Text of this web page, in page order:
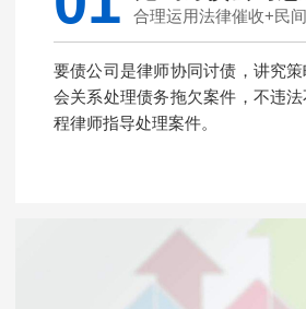
合理运用法律催收+民
要债公司是律师协同讨债，讲究
会关系处理债务拖欠案件，不违
程律师指导处理案件。